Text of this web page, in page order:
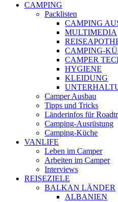
CAMPING
Packlisten
CAMPING
MULTIMEDIA
CAMPING-
CAMPER
HYGIENE
KLEIDUNG
Camper Ausbau
Tipps und Tricks
Länderinfos für
Camping-Ausrüstung
Camping-Küche
VANLIFE
Leben im Camper
Arbeiten im Camper
Interviews
REISEZIELE
BALKAN LÄNDER
ALBANIEN